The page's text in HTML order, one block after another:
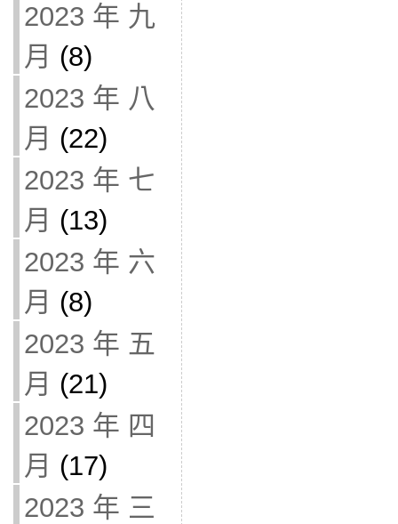
2023 年 九
月 (8)
2023 年 八
月 (22)
2023 年 七
月 (13)
2023 年 六
月 (8)
2023 年 五
月 (21)
2023 年 四
月 (17)
2023 年 三